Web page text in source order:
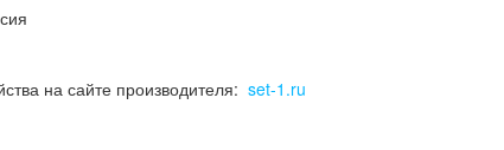
на сайте производителя: set-1.ru